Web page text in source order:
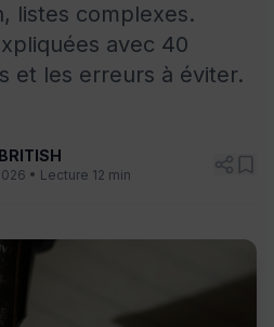
listes complexes.
avec 40
et les erreurs à éviter.
• Lecture 12 min